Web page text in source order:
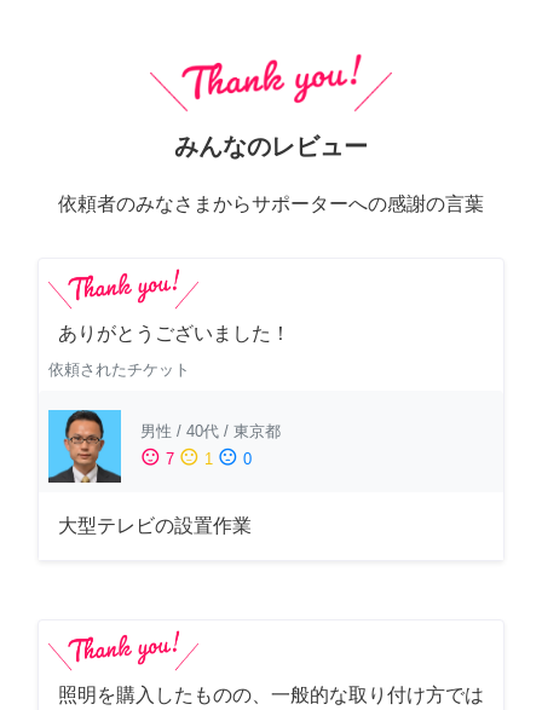
みんなのレビュー
依頼者のみなさまからサポーターへの感謝の言葉
ありがとうございました！
依頼されたチケット
男性 / 40代 / 東京都
sentiment_satisfied 7 sentiment_neutral 1 sentiment_dissatisfied 0
大型テレビの設置作業
照明を購入したものの、一般的な取り付け方では